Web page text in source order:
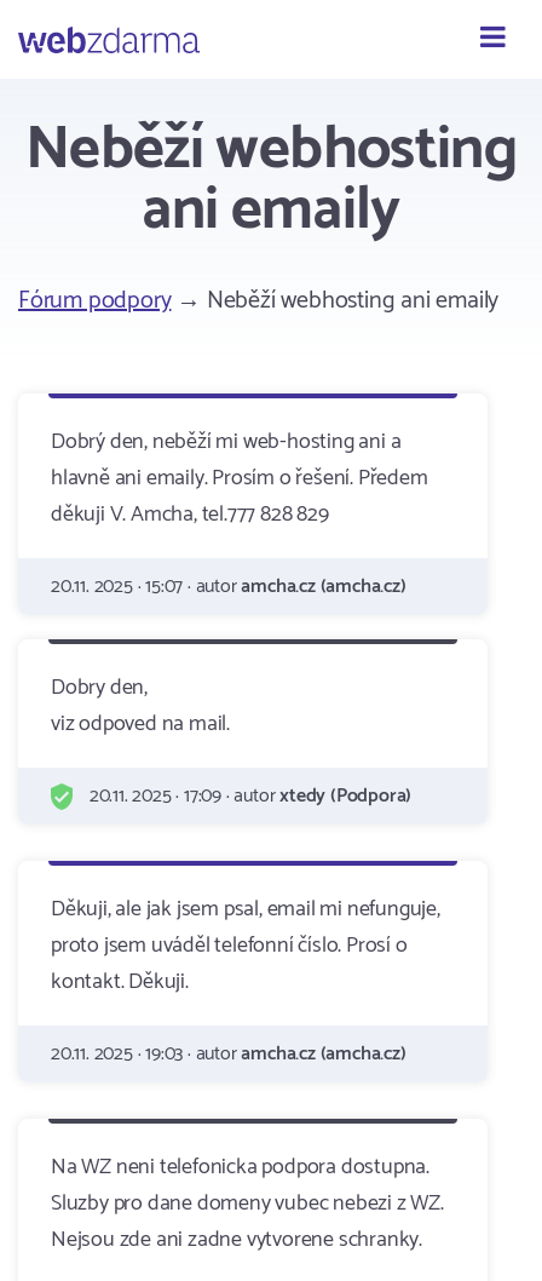
Webzdarma
Neběží webhosting
ani emaily
Fórum podpory→ Neběží webhosting ani emaily
Dobrý den, neběží mi web-hosting ani a
hlavně ani emaily. Prosím o řešení. Předem
děkuji V. Amcha, tel.777 828 829
20.11. 2025 · 15:07 · autoramcha.cz (amcha.cz)
Dobry den,
viz odpoved na mail.
20.11. 2025 · 17:09 · autorxtedy (Podpora)
Děkuji, ale jak jsem psal, email mi nefunguje,
proto jsem uváděl telefonní číslo. Prosí o
kontakt. Děkuji.
20.11. 2025 · 19:03 · autoramcha.cz (amcha.cz)
Na WZ neni telefonicka podpora dostupna.
Sluzby pro dane domeny vubec nebezi z WZ.
Nejsou zde ani zadne vytvorene schranky.